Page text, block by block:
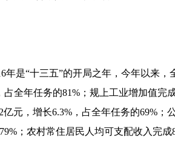
年是“十三五”的开局之年，今年以来
占全年任务的81%；规上工业增加值完
亿元，增长6.3%，占全年任务的69%
；农村常住居民 人均可支配收入完成